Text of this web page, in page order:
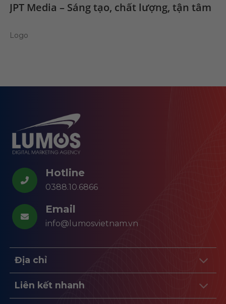
JPT Media – Sáng tạo, chất lượng, tận tâm
Logo
Hotline
0388.10.6866
Email
info@lumosvietnam.vn
Địa chỉ
Liên kết nhanh